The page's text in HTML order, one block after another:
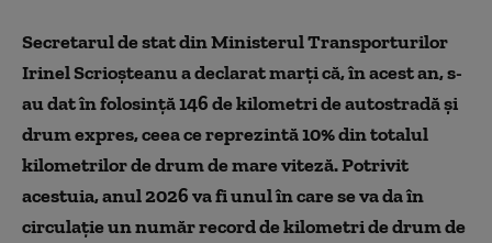
Secretarul de stat din Ministerul Transporturilor
Irinel Scrioşteanu a declarat marți că, în acest an, s-
au dat în folosinţă 146 de kilometri de autostradă şi
drum expres, ceea ce reprezintă 10% din totalul
kilometrilor de drum de mare viteză. Potrivit
acestuia, anul 2026 va fi unul în care se va da în
circulaţie un număr record de kilometri de drum de